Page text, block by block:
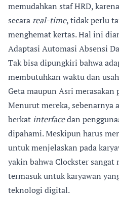
memudahkan staf HRD,
secarareal-time, tidak perlu
menghemat kertas. Hal ini
Adaptasi Automasi Absensi
Tak bisa dipungkiri bahwa
membutuhkan waktu dan
Geta maupun Asri merasakan
Menurut mereka, sebenarnya
berkatinterfacedan
dipahami. Meskipun harus
untuk menjelaskan pada
yakin bahwa Clockster
termasuk untuk karyawan
teknologi digital.